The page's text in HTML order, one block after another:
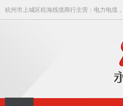
杭州市上城区杭海线缆商行主营：电力电缆